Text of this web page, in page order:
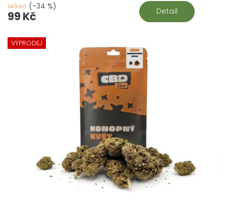
149 Kč (-34 %)
99 Kč Detail
VÝPRODEJ